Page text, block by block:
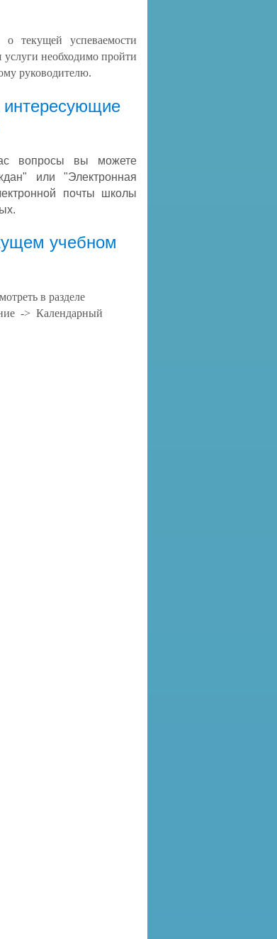
текущей успеваемости
необходимо пройти
руководителю.
интересующие
вопросы вы можете
или "Электронная
почты школы
учебном
в разделе
-> Календарный